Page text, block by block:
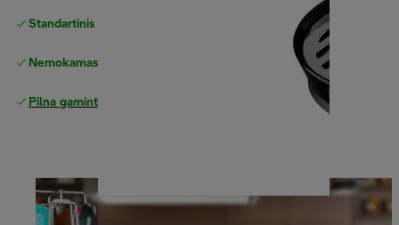
Standartinis nemokamas
Nemokamas grąžinimas
Pilna gamintojo garantija